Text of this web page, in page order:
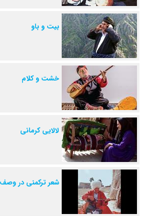
بیت و باو
خشت و کلام
لالایی کرمانی
شعر ترکمنی در وصف